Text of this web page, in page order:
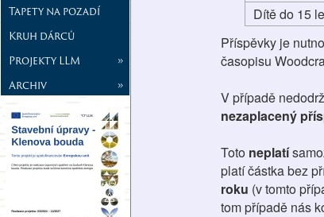
Tapety na pozadí
Kruh dárců
Projekty LLM
»
Archiv
»
Dítě do 15
Příspěvky je
časopisu
V případě
nezaplacený
Toto neplatí
platí částka bez
roku (v tomto
tom případě nás